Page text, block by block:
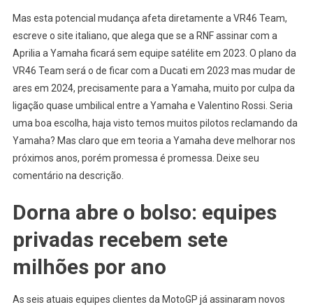
Mas esta potencial mudança afeta diretamente a VR46 Team,
escreve o site italiano, que alega que se a RNF assinar com a
Aprilia a Yamaha ficará sem equipe satélite em 2023. O plano da
VR46 Team será o de ficar com a Ducati em 2023 mas mudar de
ares em 2024, precisamente para a Yamaha, muito por culpa da
ligação quase umbilical entre a Yamaha e Valentino Rossi. Seria
uma boa escolha, haja visto temos muitos pilotos reclamando da
Yamaha? Mas claro que em teoria a Yamaha deve melhorar nos
próximos anos, porém promessa é promessa. Deixe seu
comentário na descrição.
Dorna abre o bolso: equipes
privadas recebem sete
milhões por ano
As seis atuais equipes clientes da MotoGP já assinaram novos